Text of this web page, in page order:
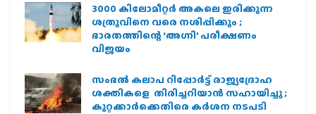
3000 കിലോമീറ്റർ അകലെ ഇരിക്കുന്ന
ശത്രുവിനെ വരെ നശിപ്പിക്കും ;
ഭാരതത്തിന്റെ ‘അഗ്നി’ പരീക്ഷണം
വിജയം
സംഭൽ കലാപ റിപ്പോർട്ട് രാജ്യദ്രോഹ
ശക്തികളെ തിരിച്ചറിയാൻ സഹായിച്ചു ;
കുറ്റക്കാർക്കെതിരെ കർശന നടപടി